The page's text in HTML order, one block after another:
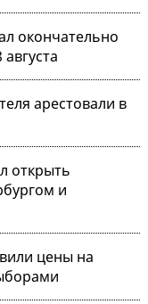
окончательно
арестовали в
открыть
и
цены на